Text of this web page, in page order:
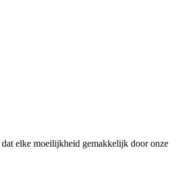
elke moeilijkheid gemakkelijk door onze